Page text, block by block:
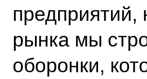
рынка мы
оборонки,